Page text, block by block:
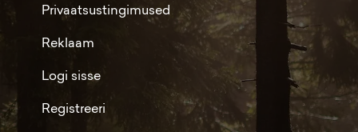
Privaatsustingimused
Reklaam
Logi sisse
Registreeri